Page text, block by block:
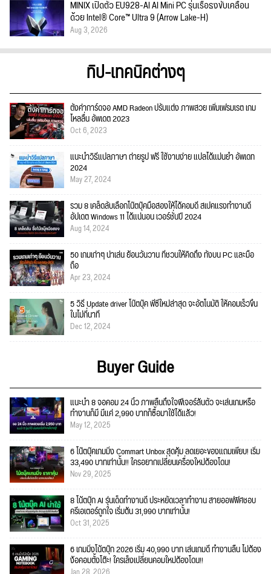
MINIX เปิดตัว EU928-AI AI Mini PC รุ่นเรือธงขับเคลื่อน
ด้วย Intel® Core™ Ultra 9 (Arrow Lake-H)
Aug 3, 2026
ทิป-เทคนิคต่างๆ
ตั้งค่าการ์ดจอ AMD Radeon ปรับแต่ง ภาพสวย เพิ่มเฟรมเรต เกม
ไหลลื่น อัพเดต 2023
Oct 6, 2023
แนะนำวิธีแปลภาษา ถ่ายรูป ฟรี ใช้งานง่าย แปลได้แม่นยำ อัพเดท
2024
May 27, 2024
รวม 8 เคล็ดลับเลือกโน๊ตบุ๊คมือสองให้ได้คอมดี สเปคแรงทำงานดี
อัปเดต Windows 11 ได้แน่นอน เวอร์ชั่นปี 2024
Aug 14, 2024
50 เกมเก่าๆ น่าเล่น ย้อนวันวาน ที่ชวนให้คิดถึง ทั้งบน PC และมือ
ถือ
Apr 23, 2024
5 วิธี Update driver โน๊ตบุ๊ค พีซีใหม่ล่าสุด จะอัตโนมัติ ให้คอมเร็วขึ้น
ในไม่กี่นาที
Dec 12, 2024
Buyer Guide
แนะนำ 8 จอคอม 24 นิ้ว ภาพลื่นถึงใจฟีเจอร์ล้นตัว จะเล่นเกมหรือ
ทำงานก็มี มีแค่ 2,990 บาทก็ซื้อมาใช้ได้แล้ว!
May 12, 2025
6 โน๊ตบุ๊คเกมมิ่ง Commart Unbox สุดคุ้ม ลดเยอะของแถมเพียบ! เริ่ม
33,490 บาทเท่านั้น!! ใครอยากเปลี่ยนเครื่องใหม่ต้องโดน!
Nov 29, 2025
8 โน้ตบุ๊ก AI รุ่นเด็ดทำงานดี ประหยัดเวลาทำงาน สายออฟฟิศชอบ
ครีเอเตอร์ถูกใจ เริ่มต้น 31,990 บาทเท่านั้น!
Oct 31, 2025
6 เกมมิ่งโน้ตบุ๊ก 2026 เริ่ม 40,990 บาท เล่นเกมดี ทำงานลื่น ไม่ต้อง
ง้อคอมตั้งโต๊ะ! ใครเล็งเปลี่ยนคอมใหม่ต้องโดน!!